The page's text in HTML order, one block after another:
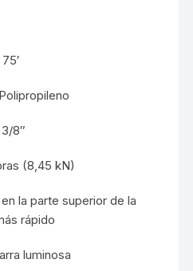
8″
(8,45 kN)
la parte superior de la
rápido
luminosa